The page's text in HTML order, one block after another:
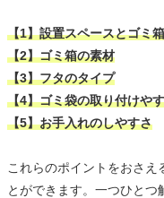
【1】設置スペースとゴミ
【2】ゴミ箱の素材
【3】フタのタイプ
【4】ゴミ袋の取り付けや
【5】お手入れのしやすさ
これらのポイントをおさえ
とができます。一つひとつ